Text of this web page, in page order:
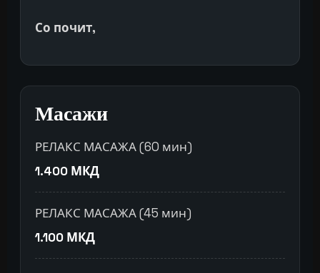
Со почит,
Масажи
РЕЛАКС МАСАЖА (60 мин)
1.400 МКД
РЕЛАКС МАСАЖА (45 мин)
1.100 МКД